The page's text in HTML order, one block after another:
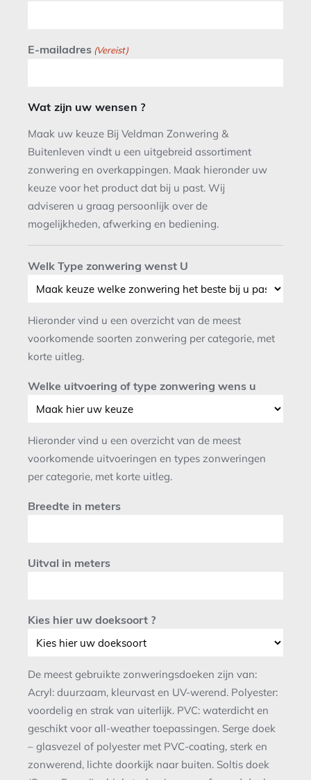
E-mailadres (Vereist)
Wat zijn uw wensen ?
Maak uw keuze Bij Veldman Zonwering &
Buitenleven vindt u een uitgebreid assortiment
zonwering en overkappingen. Maak hieronder uw
keuze voor het product dat bij u past. Wij
adviseren u graag persoonlijk over de
mogelijkheden, afwerking en bediening.
Welk Type zonwering wenst U
Hieronder vind u een overzicht van de meest
voorkomende soorten zonwering per categorie, met
korte uitleg.
Welke uitvoering of type zonwering wens u
Hieronder vind u een overzicht van de meest
voorkomende uitvoeringen en types zonweringen
per categorie, met korte uitleg.
Breedte in meters
Uitval in meters
Kies hier uw doeksoort ?
De meest gebruikte zonweringsdoeken zijn van:
Acryl: duurzaam, kleurvast en UV-werend. Polyester:
voordelig en strak van uiterlijk. PVC: waterdicht en
geschikt voor all-weather toepassingen. Serge doek
– glasvezel of polyester met PVC-coating, sterk en
zonwerend, lichte doorkijk naar buiten. Soltis doek